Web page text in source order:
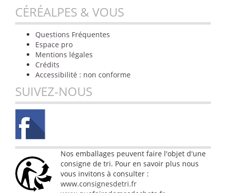
CÉRÉALPES & VOUS
Questions Fréquentes
Espace pro
Mentions légales
Crédits
Accessibilité : non conforme
SUIVEZ-NOUS
Nos emballages peuvent faire l'objet d'une
consigne de tri. Pour en savoir plus nous
vous invitons à consulter :
www.consignesdetri.fr